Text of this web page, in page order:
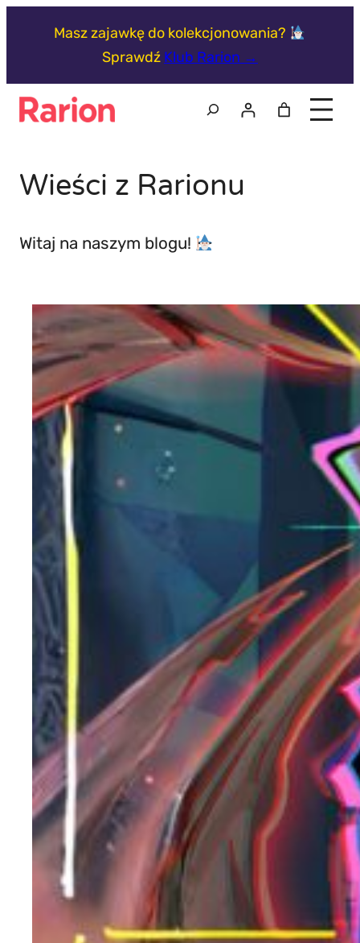
Masz zajawkę do kolekcjonowania?
Sprawdź Klub Rarion →
Szukaj
Wieści z Rarionu
Witaj na naszym blogu!